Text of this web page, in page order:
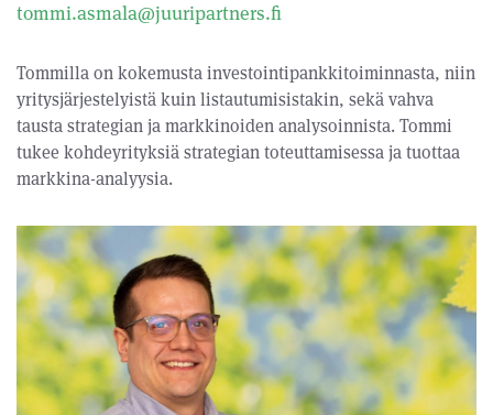
tommi.asmala@juuripartners.fi
Tommilla on kokemusta investointipankkitoiminnasta, niin
yritysjärjestelyistä kuin listautumisistakin, sekä vahva
tausta strategian ja markkinoiden analysoinnista. Tommi
tukee kohdeyrityksiä strategian toteuttamisessa ja tuottaa
markkina-analyysia.